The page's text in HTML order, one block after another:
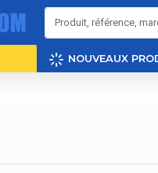
NOUVEAUX